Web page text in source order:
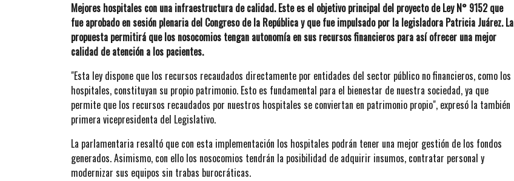
Mejores hospitales con una infraestructura de calidad. Este es el objetivo principal del proyecto de Ley N° 9152 que
fue aprobado en sesión plenaria del Congreso de la República y que fue impulsado por la legisladora Patricia Juárez. La
propuesta permitirá que los nosocomios tengan autonomía en sus recursos financieros para así ofrecer una mejor
calidad de atención a los pacientes.
"Esta ley dispone que los recursos recaudados directamente por entidades del sector público no financieros, como los
hospitales, constituyan su propio patrimonio. Esto es fundamental para el bienestar de nuestra sociedad, ya que
permite que los recursos recaudados por nuestros hospitales se conviertan en patrimonio propio", expresó la también
primera vicepresidenta del Legislativo.
La parlamentaria resaltó que con esta implementación los hospitales podrán tener una mejor gestión de los fondos
generados. Asimismo, con ello los nosocomios tendrán la posibilidad de adquirir insumos, contratar personal y
modernizar sus equipos sin trabas burocráticas.